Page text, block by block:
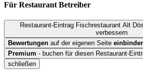
Für Restaurant Betreiber
Restaurant-Eintrag Fischrestaurant Alt
verbessern
Bewertungen auf der eigenen Seite
Premium - buchen für diesen Restaurant-
schließen